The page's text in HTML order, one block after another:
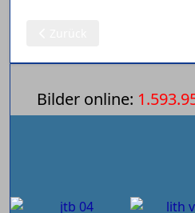
Bilder online: